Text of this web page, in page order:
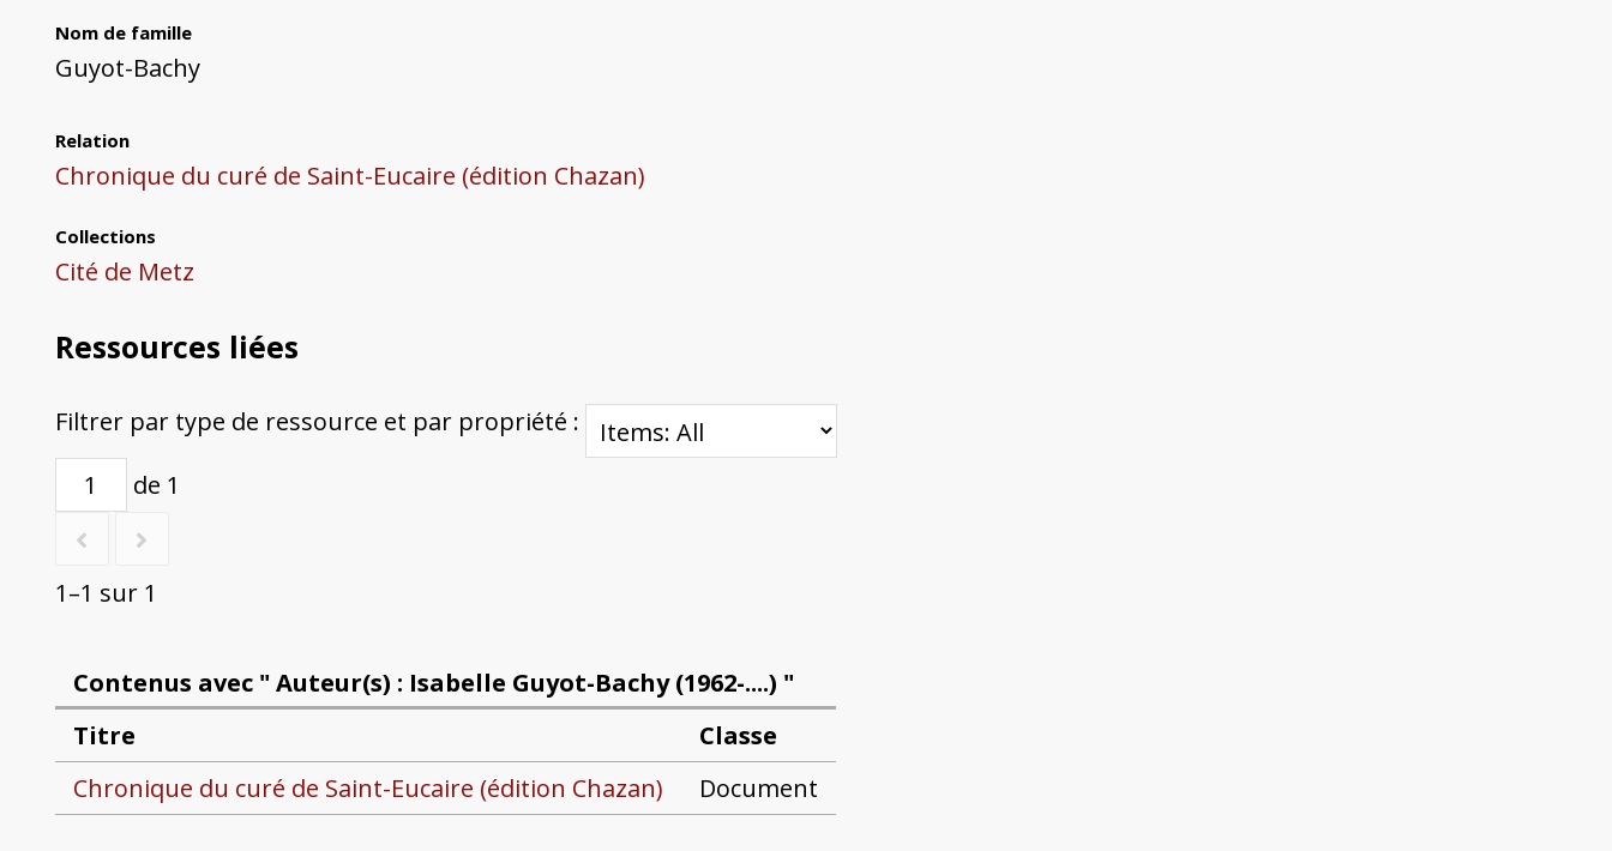
Nom de famille
Guyot-Bachy
Relation
Chronique du curé de Saint-Eucaire (édition Chazan)
Collections
Cité de Metz
Ressources liées
Filtrer par type de ressource et par propriété :
de 1
1–1 sur 1
Contenus avec " Auteur(s) : Isabelle Guyot-Bachy (1962-....) "
Titre
Classe
Chronique du curé de Saint-Eucaire (édition Chazan)
Document